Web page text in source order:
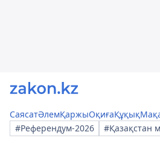
СаясатӘлемҚаржыОқиғаҚұқық
#Референдум-2026
#Қазақстан